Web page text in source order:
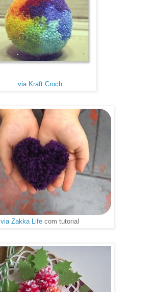
via Kraft Croch
via Zakka Life com tutorial